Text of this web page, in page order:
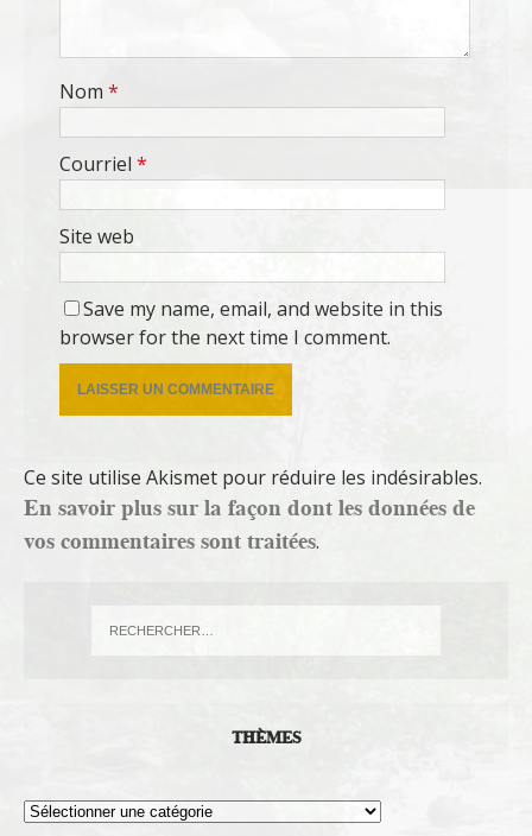
Nom *
Courriel *
Site web
Save my name, email, and website in this
browser for the next time I comment.
Ce site utilise Akismet pour réduire les indésirables.
En savoir plus sur la façon dont les données de
vos commentaires sont traitées.
THÈMES
Thèmes